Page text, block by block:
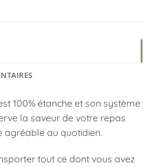
100% étanche et son système
la saveur de votre repas
agréable au quotidien.
tout ce dont vous avez